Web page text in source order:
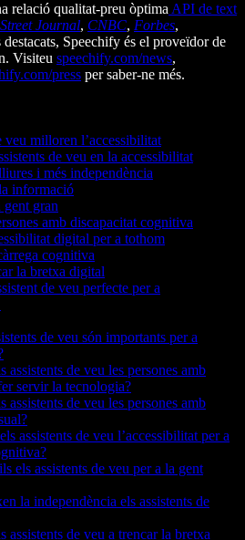
relació qualitat-preu òptima API de text
Journal, CNBC, Forbes,
Speechify és el proveïdor de
Visiteu speechify.com/news,
press per saber-ne més.
veu milloren l’accessibilitat
de veu en la accessibilitat
i més independència
informació
gent gran
amb discapacitat cognitiva
digital per a tothom
cognitiva
la bretxa digital
de veu perfecte per a
de veu són importants per a
assistents de veu les persones amb
servir la tecnologia?
assistents de veu les persones amb
assistents de veu l’accessibilitat per a
els assistents de veu per a la gent
la independència els assistents de
assistents de veu a trencar la bretxa